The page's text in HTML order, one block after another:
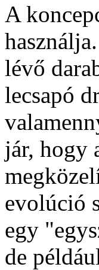
A
lévő
lecsapó
jár, hogy
evolúció
egy
de